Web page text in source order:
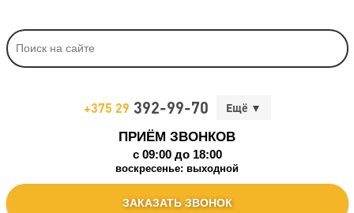
+375 29 392-99-70
ПРИЁМ ЗВОНКОВ
c 09:00 до 18:00
воскресенье: выходной
ЗАКАЗАТЬ ЗВОНОК